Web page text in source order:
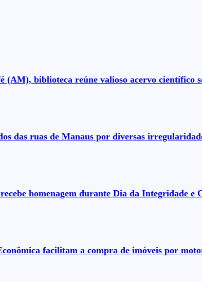
(AM), biblioteca reúne valioso acervo científico
das ruas de Manaus por diversas
homenagem durante Dia da Integridade e
facilitam a compra de imóveis por